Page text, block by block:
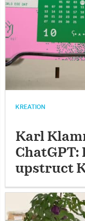
KREATION
Karl
ChatGPT:
upstruct